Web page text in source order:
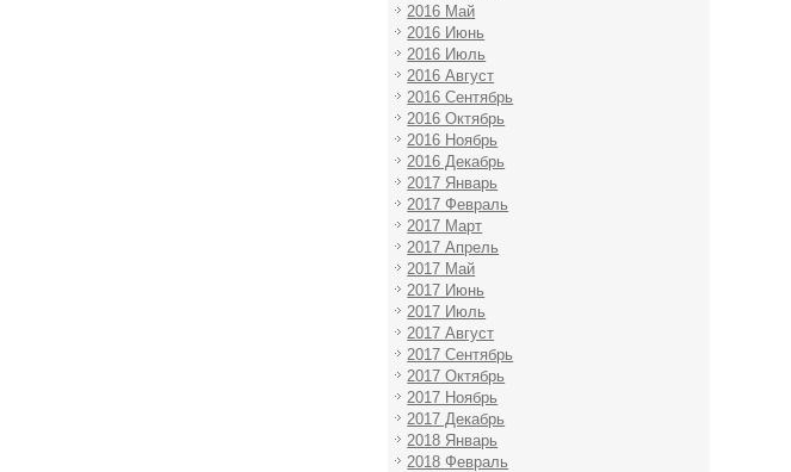
2016 Май
2016 Июнь
2016 Июль
2016 Август
2016 Сентябрь
2016 Октябрь
2016 Ноябрь
2016 Декабрь
2017 Январь
2017 Февраль
2017 Март
2017 Апрель
2017 Май
2017 Июнь
2017 Июль
2017 Август
2017 Сентябрь
2017 Октябрь
2017 Ноябрь
2017 Декабрь
2018 Январь
2018 Февраль